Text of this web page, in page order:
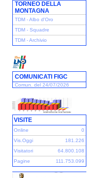
TORNEO DELLA
MONTAGNA
TDM - Albo d'Oro
TDM - Squadre
TDM - Archivio
COMUNICATI FIGC
Comun. del 24/07/2026
VISITE
Online
0
Vis.Oggi
181.226
Visitatori
64.800.108
Pagine
111.753.099